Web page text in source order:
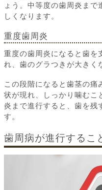
ょう。中等度の歯周炎ま
しくなります。
重度歯周炎
重度の歯周炎になると歯を
れ、歯のグラつきが大きく
この段階になると歯茎の痛
状が現れ、しっかり噛むこ
炎まで進行すると、歯を残
す。
歯周病が進行するこ